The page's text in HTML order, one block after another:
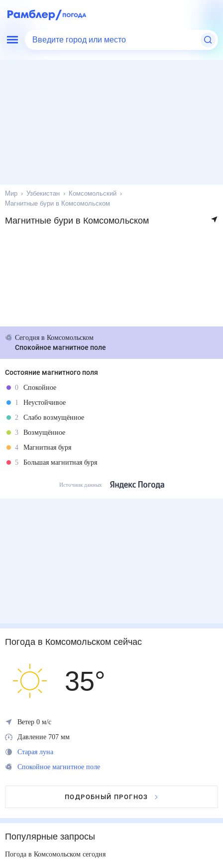
Введите город или место
Мир Узбекистан
Комсомольский
Магнитные бури в Комсомольском
Магнитные бури в Комсомольском
Сегодняв Комсомольском
Спокойное магнитное поле
Состояние магнитного поля
0
Спокойное
1
Неустойчивое
2
Слабо возмущённое
3
Возмущённое
4
Магнитная буря
5
Большая магнитная буря
Источник данных
Погода в Комсомольском сейчас
35°
Ветер 0 м/с
Давление 707 мм
Старая луна
Спокойное магнитное поле
ПОДРОБНЫЙ ПРОГНОЗ
Популярные запросы
Погода в Комсомольском сегодня